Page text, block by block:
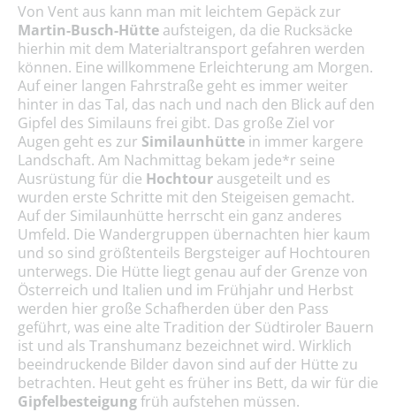
Von Vent aus kann man mit leichtem Gepäck zur
Martin-Busch-Hütte aufsteigen, da die Rucksäcke
hierhin mit dem Materialtransport gefahren werden
können. Eine willkommene Erleichterung am Morgen.
Auf einer langen Fahrstraße geht es immer weiter
hinter in das Tal, das nach und nach den Blick auf den
Gipfel des Similauns frei gibt. Das große Ziel vor
Augen geht es zur Similaunhütte in immer kargere
Landschaft. Am Nachmittag bekam jede*r seine
Ausrüstung für die Hochtour ausgeteilt und es
wurden erste Schritte mit den Steigeisen gemacht.
Auf der Similaunhütte herrscht ein ganz anderes
Umfeld. Die Wandergruppen übernachten hier kaum
und so sind größtenteils Bergsteiger auf Hochtouren
unterwegs. Die Hütte liegt genau auf der Grenze von
Österreich und Italien und im Frühjahr und Herbst
werden hier große Schafherden über den Pass
geführt, was eine alte Tradition der Südtiroler Bauern
ist und als Transhumanz bezeichnet wird. Wirklich
beeindruckende Bilder davon sind auf der Hütte zu
betrachten. Heut geht es früher ins Bett, da wir für die
Gipfelbesteigungfrüh aufstehen müssen.